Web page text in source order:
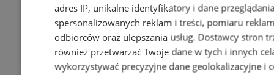
adres IP, unikalne identyfikatory i dane
spersonalizowanych reklam i treści, pomiaru
odbiorców oraz ulepszania usług. Dostawcy stron
również przetwarzać Twoje dane w tych i innych
wykorzystywać precyzyjne dane geolokalizacyjne i